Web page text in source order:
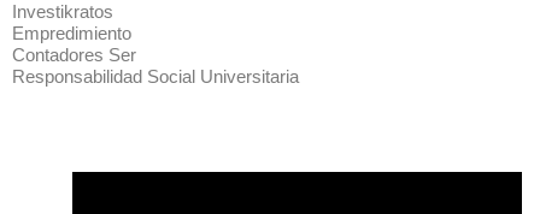
Investikratos
Empredimiento
Contadores Ser
Responsabilidad Social Universitaria